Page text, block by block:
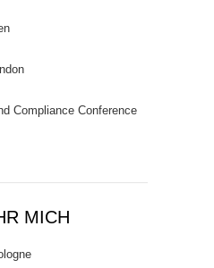
Compliance Conference
MICH